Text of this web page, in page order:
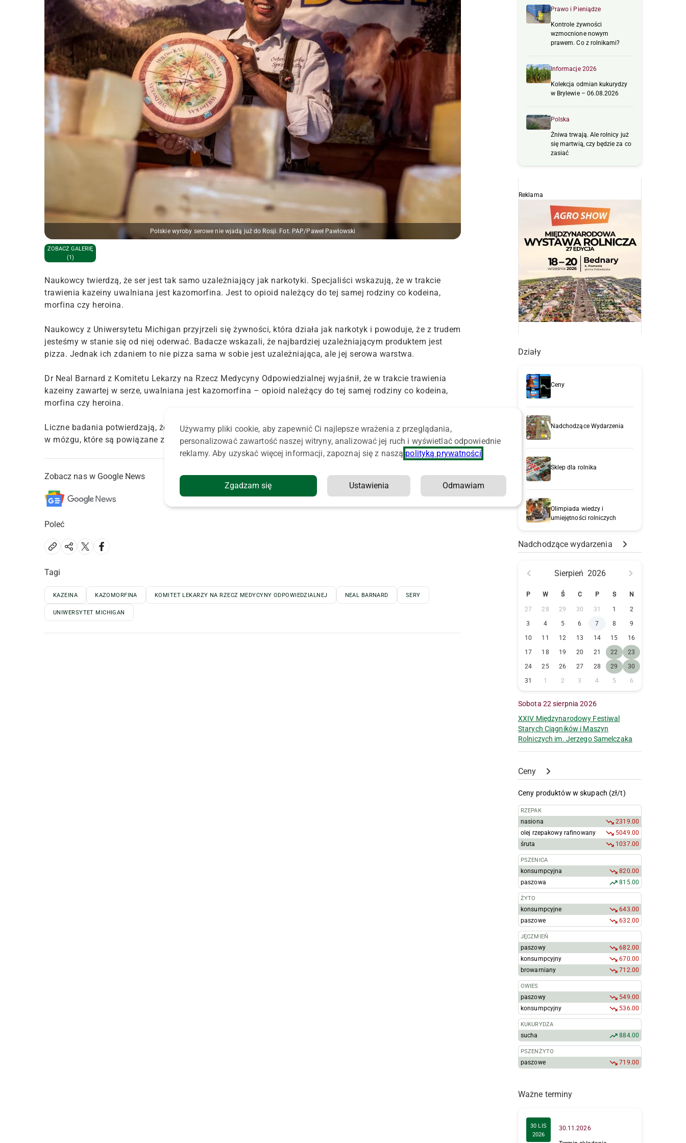
Polskie wyroby serowe nie wjadą już do Rosji. Fot. PAP/Paweł Pawłowski
ZOBACZ GALERIĘ
(1)
Naukowcy twierdzą, że ser jest tak samo uzależniający jak narkotyki. Specjaliści wskazują, że w trakcie
trawienia kazeiny uwalniana jest kazomorfina. Jest to opioid należący do tej samej rodziny co kodeina,
morfina czy heroina.
Naukowcy z Uniwersytetu Michigan przyjrzeli się żywności, która działa jak narkotyk i powoduje, że z trudem
jesteśmy w stanie się od niej oderwać. Badacze wskazali, że najbardziej uzależniającym produktem jest
pizza. Jednak ich zdaniem to nie pizza sama w sobie jest uzależniająca, ale jej serowa warstwa.
Dr Neal Barnard z Komitetu Lekarzy na Rzecz Medycyny Odpowiedzialnej wyjaśnił, że w trakcie trawienia
kazeiny zawartej w serze, uwalniana jest kazomorfina – opioid należący do tej samej rodziny co kodeina,
morfina czy heroina.
Liczne badania potwierdzają, że kazomorfina, podobnie jak inne opioidy, oddziałuje na receptory opioidowe
w mózgu, które są powiązane z kontrolą bólu, ośrodkiem nagrody i uzależnienia.
Zobacz nas w Google News
Poleć
Tagi
KAZEINA KAZOMORFINA KOMITET LEKARZY NA RZECZ MEDYCYNY ODPOWIEDZIALNEJ NEAL BARNARD SERY
UNIWERSYTET MICHIGAN
Prawo i Pieniądze
Kontrole żywności
wzmocnione nowym
prawem. Co z rolnikami?
Informacje 2026
Kolekcja odmian kukurydzy
w Brylewie – 06.08.2026
Polska
Żniwa trwają. Ale rolnicy już
się martwią, czy będzie za co
zasiać
Reklama
Działy
Ceny
Nadchodzące Wydarzenia
Sklep dla rolnika
Olimpiada wiedzy i
umiejętności rolniczych
Nadchodzące wydarzenia
Sierpień 2026
P W Ś C P S N
27 28 29 30 31 1
2
3
4 5 6 7 8
9
10
11 12 13 14 15
16
17
18 19 20 21 22
23
24
25 26 27 28 29
30
31
1 2 3 4 5 6
Sobota 22 sierpnia 2026
XXIV Międzynarodowy Festiwal
Starych Ciągników i Maszyn
Rolniczych im. Jerzego Samelczaka
Ceny
Ceny produktów w skupach (zł/t)
RZEPAK
nasiona
2319.00
olej rzepakowy rafinowany
5049.00
śruta
1037.00
PSZENICA
konsumpcyjna
820.00
paszowa
815.00
ŻYTO
konsumpcyjne
643.00
paszowe
632.00
JĘCZMIEŃ
paszowy
682.00
konsumpcyjny
670.00
browarniany
712.00
OWIES
paszowy
549.00
konsumpcyjny
536.00
KUKURYDZA
sucha 884.00
PSZENŻYTO
paszowe 719.00
Ważne terminy
30 LIS
2026
30.11.2026
Używamy pliki cookie, aby zapewnić Ci najlepsze wrażenia z przeglądania,
personalizować zawartość naszej witryny, analizować jej ruch i wyświetlać odpowiednie
reklamy. Aby uzyskać więcej informacji, zapoznaj się z naszą polityką prywatności
Zgadzam się Ustawienia Odmawiam